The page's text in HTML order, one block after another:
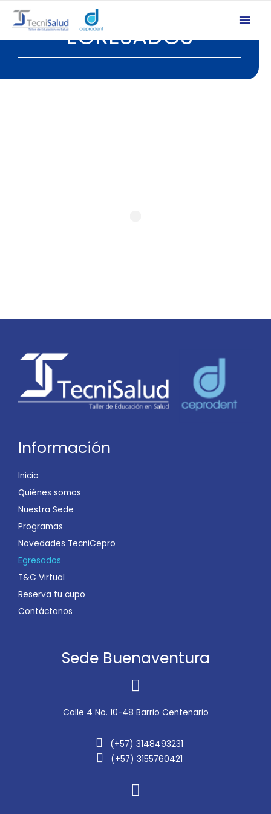
EGRESADOS
Información
Inicio
Quiénes somos
Nuestra Sede
Programas
Novedades TecniCepro
Egresados
T&C Virtual
Reserva tu cupo
Contáctanos
Sede Buenaventura
Calle 4 No. 10-48 Barrio Centenario
(+57) 3148493231
(+57) 3155760421